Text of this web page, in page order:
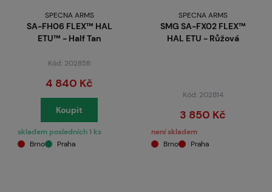
SPECNA ARMS
SA-FH06 FLEX™ HAL
ETU™ - Half Tan
Kód: 202858
4 840 Kč
Koupit
skladem posledních 1 ks
Brno
Praha
SPECNA ARMS
SMG SA-FX02 FLEX™
HAL ETU - Růžová
Kód: 202814
3 850 Kč
není skladem
Brno
Praha